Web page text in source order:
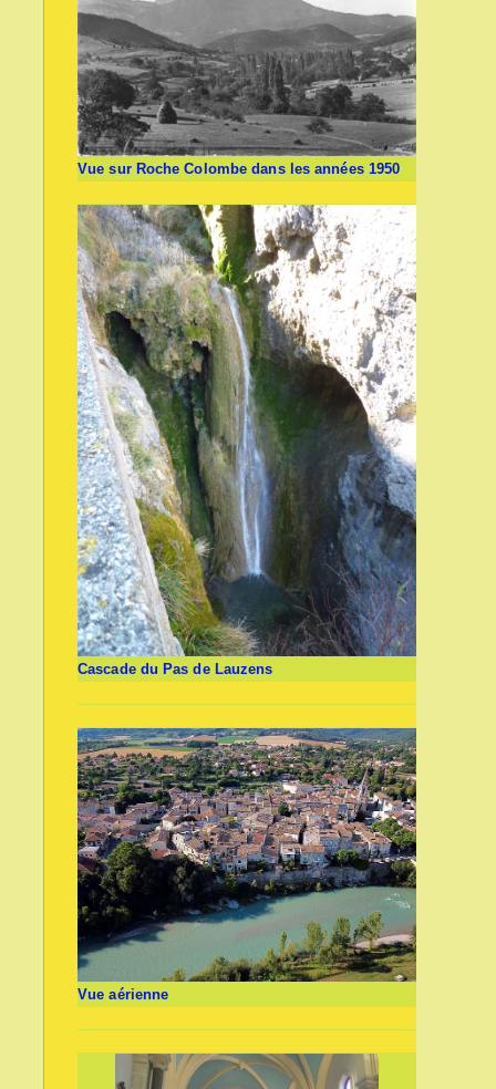
Vue sur Roche Colombe dans les années 1950
Cascade du Pas de Lauzens
Vue aérienne